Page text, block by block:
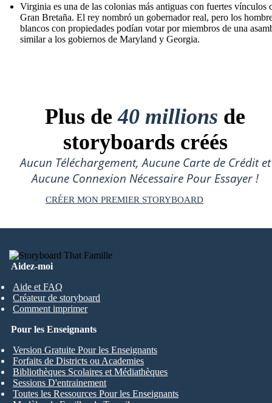
Virginia es una de las colonias más antiguas con fuertes vínculos
Gran Bretaña. El rey nombró un gobernador real, pero los
blancos con propiedades podían votar por miembros de una
similar a los gobiernos de Maryland y Georgia.
Plus de40 millions de
storyboards créés
Aucun Téléchargement, Aucune Carte de Crédit et
Aucune Connexion Nécessaire Pour Essayer !
CRÉER MON PREMIER STORYBOARD
Aidez-moi
Aide et FAQ
Créateur de storyboard
Comment imprimer
Pour les Enseignants
Version Gratuite Pour les Enseignants
Forfaits de Districts ou Academies
Bibliothèques Scolaires et Médiathèques
Sessions D'entrainement
Toutes les Ressources Pour les Enseignants